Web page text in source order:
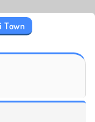
Town